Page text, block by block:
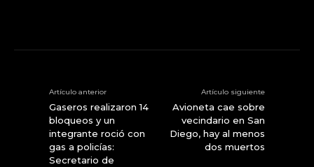
Artículo anterior
Gaseros realizaron 14
bloqueos y un
integrante roció con
gas a policías:
Secretario de
Artículo siguiente
Avioneta cae sobre
vecindario en San
Diego, hay al menos
dos muertos